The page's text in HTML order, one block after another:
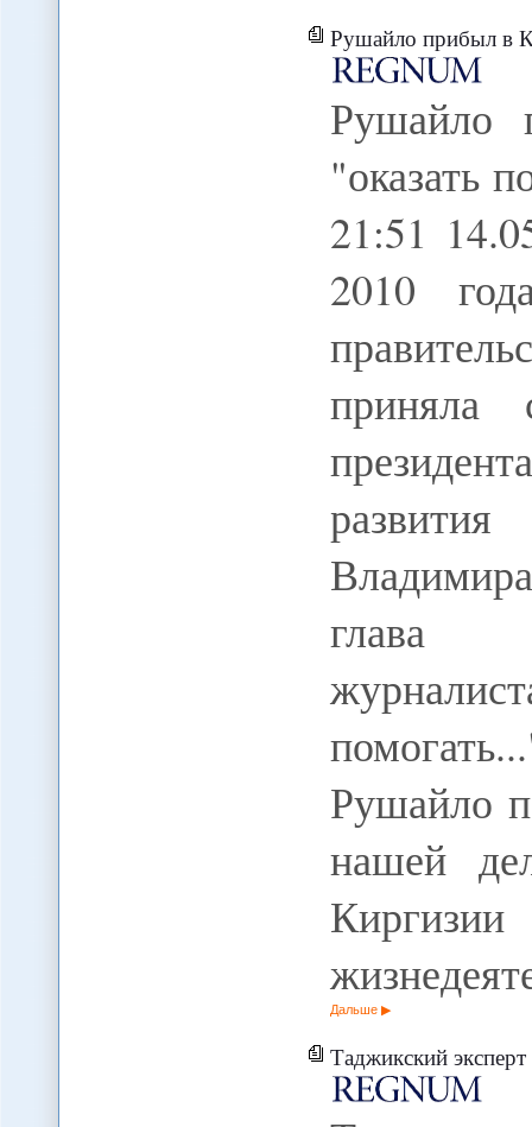
Рушайло прибыл в
Рушайло
"оказать
21:51
2010
приняла
глава
Рушайло
нашей
Дальше
Таджикский эксперт